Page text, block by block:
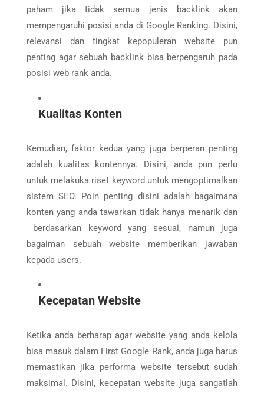
paham jika tidak semua jenis backlink akan
mempengaruhi posisi anda di Google Ranking. Disini,
relevansi dan tingkat kepopuleran website pun
penting agar sebuah backlink bisa berpengaruh pada
posisi web rank anda.
Kualitas Konten
Kemudian, faktor kedua yang juga berperan penting
adalah kualitas kontennya. Disini, anda pun perlu
untuk melakuka riset keyword untuk mengoptimalkan
sistem SEO. Poin penting disini adalah bagaimana
konten yang anda tawarkan tidak hanya menarik dan
berdasarkan keyword yang sesuai, namun juga
bagaiman sebuah website memberikan jawaban
kepada users.
Kecepatan Website
Ketika anda berharap agar website yang anda kelola
bisa masuk dalam First Google Rank, anda juga harus
memastikan jika performa website tersebut sudah
maksimal. Disini, kecepatan website juga sangatlah